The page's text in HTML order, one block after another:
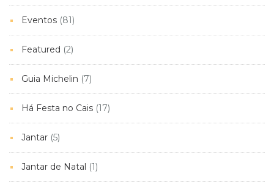
Eventos (81)
Featured (2)
Guia Michelin (7)
Há Festa no Cais (17)
Jantar (5)
Jantar de Natal (1)